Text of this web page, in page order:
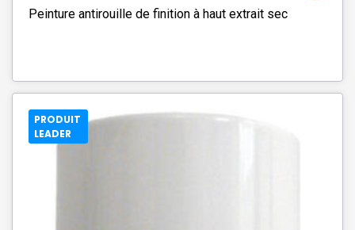
Peinture antirouille de finition à haut extrait sec
PRODUIT
LEADER